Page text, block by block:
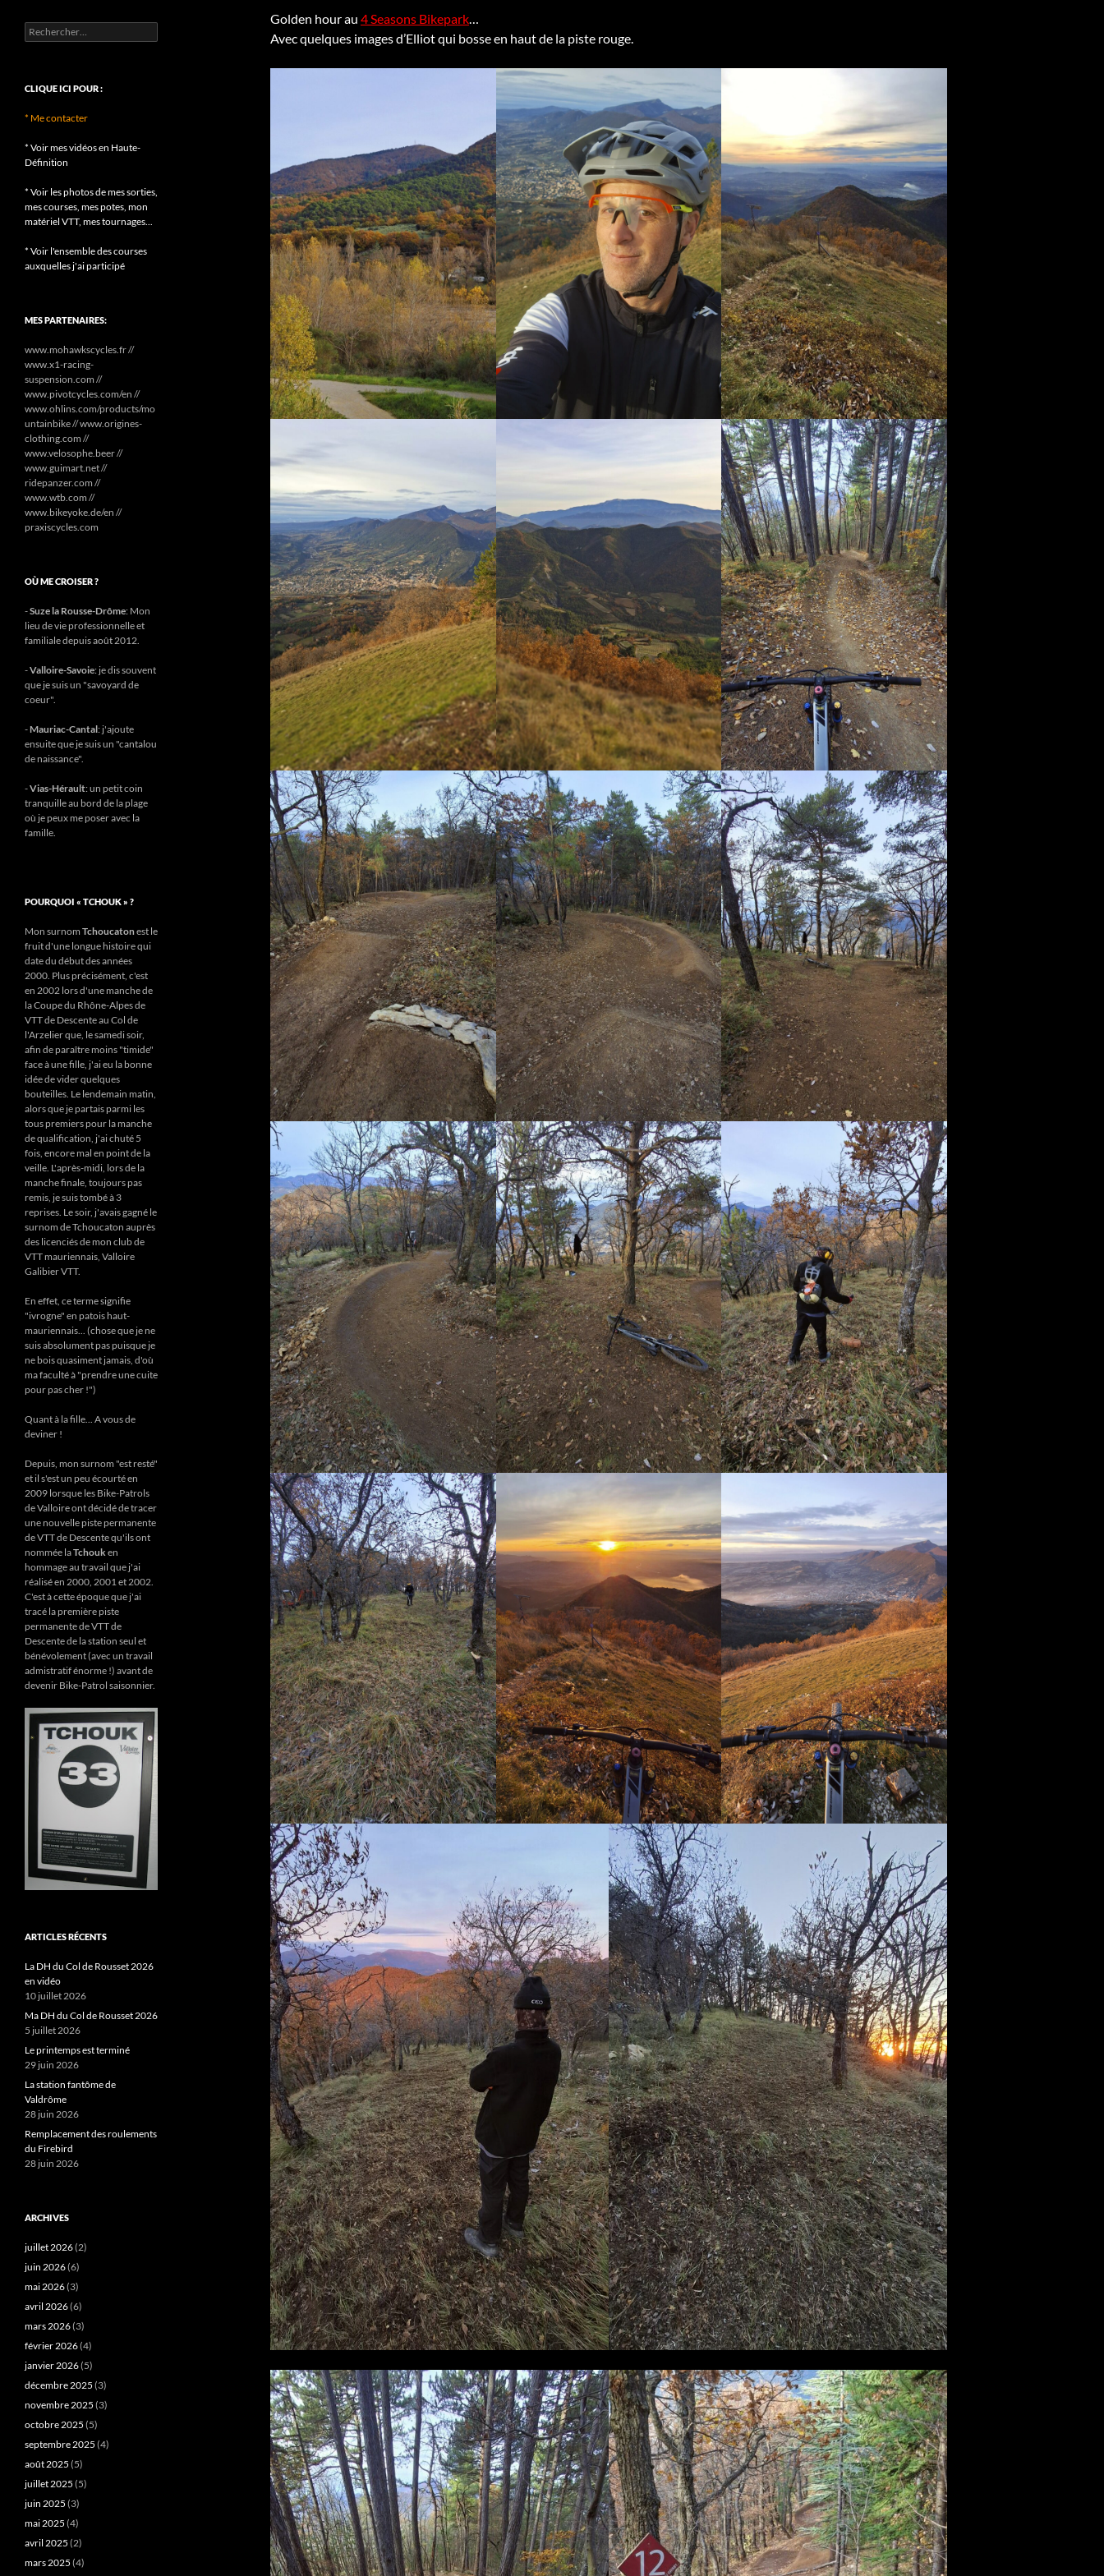
Golden hour au 4 Seasons Bikepark…
Avec quelques images d’Elliot qui bosse en haut de la piste rouge.
Rechercher :
CLIQUE ICI POUR :
* Me contacter
* Voir mes vidéos en Haute-
Définition
* Voir les photos de mes sorties,
mes courses, mes potes, mon
matériel VTT, mes tournages...
* Voir l'ensemble des courses
auxquelles j'ai participé
MES PARTENAIRES:
www.mohawkscycles.fr //
www.x1-racing-
suspension.com //
www.pivotcycles.com/en //
www.ohlins.com/products/mo
untainbike // www.origines-
clothing.com //
www.velosophe.beer //
www.guimart.net //
ridepanzer.com //
www.wtb.com //
www.bikeyoke.de/en //
praxiscycles.com
OÙ ME CROISER ?
-Suze la Rousse-Drôme: Mon
lieu de vie professionnelle et
familiale depuis août 2012.
-Valloire-Savoie: je dis souvent
que je suis un "savoyard de
coeur".
- Mauriac-Cantal: j'ajoute
ensuite que je suis un "cantalou
de naissance".
-Vias-Hérault: un petit coin
tranquille au bord de la plage
où je peux me poser avec la
famille.
POURQUOI « TCHOUK » ?
Mon surnom Tchoucatonest le
fruit d'une longue histoire qui
date du début des années
2000. Plus précisément, c'est
en 2002 lors d'une manche de
la Coupe du Rhône-Alpes de
VTT de Descente au Col de
l'Arzelier que, le samedi soir,
afin de paraître moins "timide"
face à une fille, j'ai eu la bonne
idée de vider quelques
bouteilles. Le lendemain matin,
alors que je partais parmi les
tous premiers pour la manche
de qualification, j'ai chuté 5
fois, encore mal en point de la
veille. L'après-midi, lors de la
manche finale, toujours pas
remis, je suis tombé à 3
reprises. Le soir, j'avais gagné le
surnom de Tchoucaton auprès
des licenciés de mon club de
VTT mauriennais, Valloire
Galibier VTT.
En effet, ce terme signifie
"ivrogne" en patois haut-
mauriennais... (chose que je ne
suis absolument pas puisque je
ne bois quasiment jamais, d'où
ma faculté à "prendre une cuite
pour pas cher !")
Quant à la fille... A vous de
deviner !
Depuis, mon surnom "est resté"
et il s'est un peu écourté en
2009 lorsque les Bike-Patrols
de Valloire ont décidé de tracer
une nouvelle piste permanente
de VTT de Descente qu'ils ont
nommée laTchouken
hommage au travail que j'ai
réalisé en 2000, 2001 et 2002.
C'est à cette époque que j'ai
tracé la première piste
permanente de VTT de
Descente de la station seul et
bénévolement (avec un travail
admistratif énorme !) avant de
devenir Bike-Patrol saisonnier.
ARTICLES RÉCENTS
La DH du Col de Rousset 2026
en vidéo
10 juillet 2026
Ma DH du Col de Rousset 2026
5 juillet 2026
Le printemps est terminé
29 juin 2026
La station fantôme de
Valdrôme
28 juin 2026
Remplacement des roulements
du Firebird
28 juin 2026
ARCHIVES
juillet 2026(2)
juin 2026(6)
mai 2026(3)
avril 2026(6)
mars 2026(3)
février 2026(4)
janvier 2026(5)
décembre 2025 (3)
novembre 2025 (3)
octobre 2025 (5)
septembre 2025 (4)
août 2025 (5)
juillet 2025 (5)
juin 2025 (3)
mai 2025 (4)
avril 2025 (2)
mars 2025 (4)